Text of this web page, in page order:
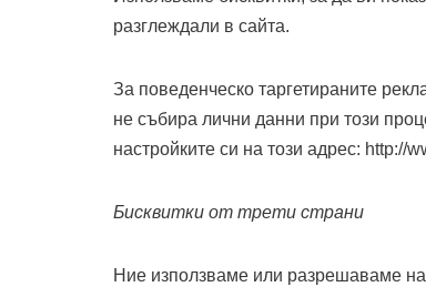
разглеждали в сайта.
За поведенческо таргетираните
не събира лични данни при този
настройките си на този адрес: http://
Бисквитки от трети страни
Ние използваме или разрешаваме на